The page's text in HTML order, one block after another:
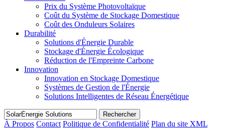
Prix du Système Photovoltaïque
Coût du Système de Stockage Domestique
Coût des Onduleurs Solaires
Durabilité
Solutions d'Énergie Durable
Stockage d'Énergie Écologique
Réduction de l'Empreinte Carbone
Innovation
Innovation en Stockage Domestique
Systèmes de Gestion de l'Énergie
Solutions Intelligentes de Réseau Énergétique
Rechercher
À Propos Contact Politique de Confidentialité Plan du site XML